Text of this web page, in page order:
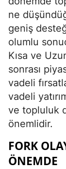
ne
geniş
olumlu
Kısa ve
sonrası
vadeli
vadeli
ve topluluk
önemlidir.
FORK
ÖNEMDE